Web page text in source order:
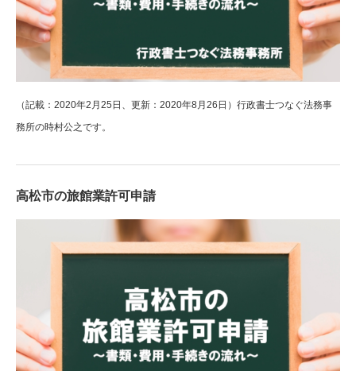
（記載：2020年2月25日、更新：2020年8月26日）行政書士つなぐ法務事
務所の時村公之です。
高松市の旅館業許可申請